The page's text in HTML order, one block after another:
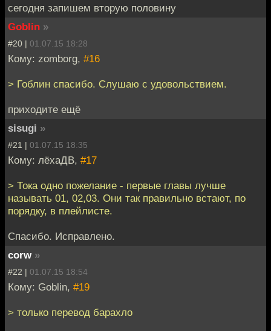
сегодня запишем вторую половину
Goblin »
#20 | 01.07.15 18:28
Кому: zomborg, #16
> Гоблин спасибо. Слушаю с удовольствием.
приходите ещё
sisugi »
#21 | 01.07.15 18:35
Кому: лёхаДВ, #17
> Тока одно пожелание - первые главы лучше
называть 01, 02,03. Они так правильно встают, по
порядку, в плейлисте.
Спасибо. Исправлено.
corw »
#22 | 01.07.15 18:54
Кому: Goblin, #19
> только перевод барахло